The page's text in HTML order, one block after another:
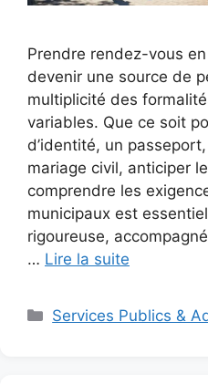
Prendre rendez-vous
devenir une source de
multiplicité des
variables. Que ce soit
d’identité, un
mariage civil, anticiper
comprendre les
municipaux est
rigoureuse,
… Lire la suite
Catégories
Services Publics &